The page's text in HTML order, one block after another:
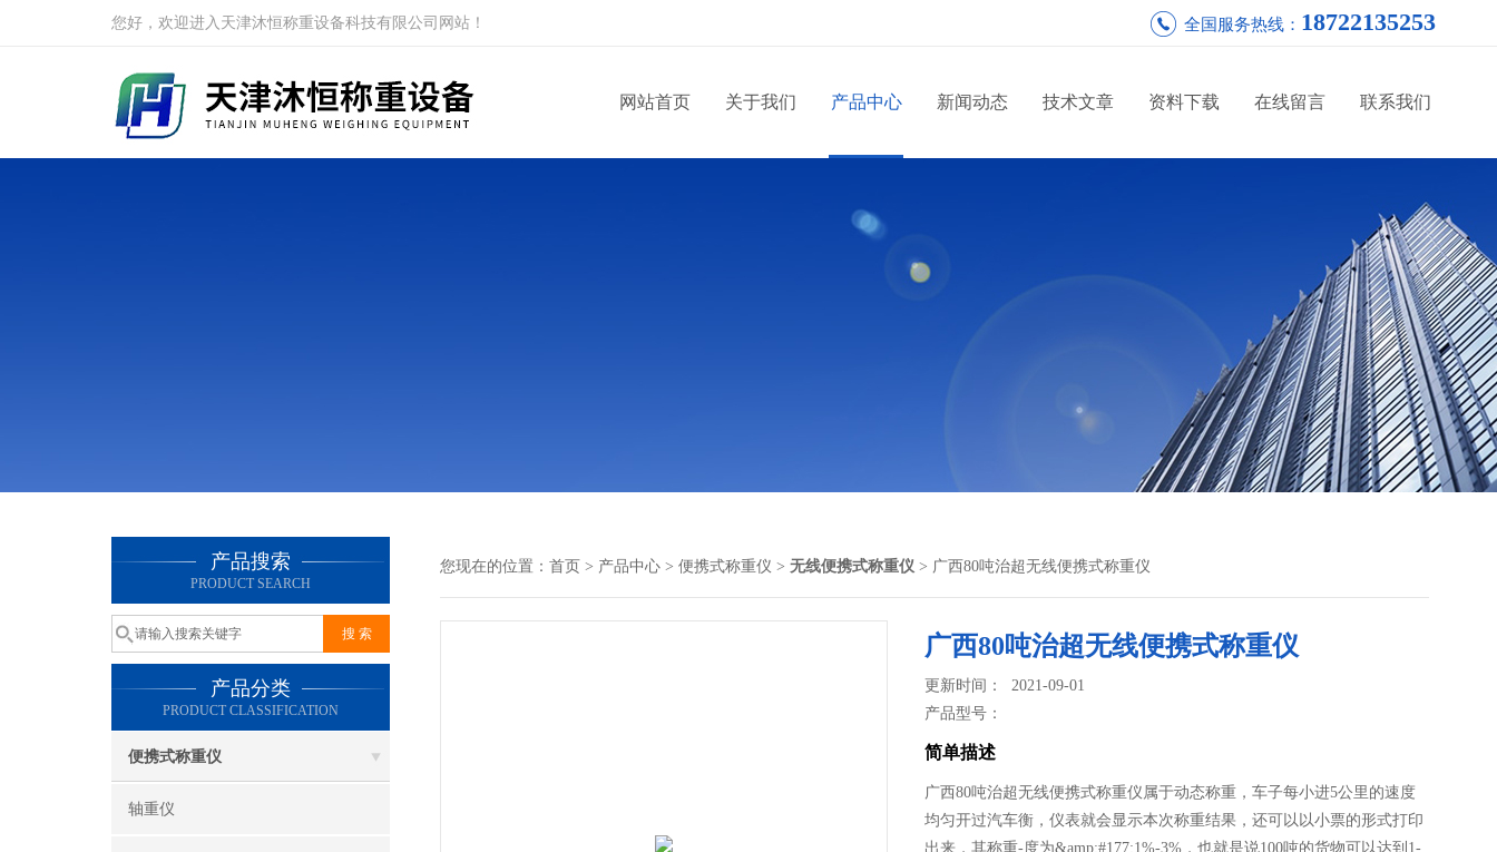
您好，欢迎进入天津沐恒称重设备科技有限公司网站！ 全国服务热线： 18722135253
网站首页 关于我们 产品中心 新闻动态 技术文章 资料下载 在线留言 联系我们
产品搜索
PRODUCT SEARCH
产品分类
PRODUCT CLASSIFICATION
便携式称重仪
轴重仪
您现在的位置： 首页 > 产品中心 > 便携式称重仪 > 无线便携式称重仪 > 广西80吨治超无线便携式称重仪
广西80吨治超无线便携式称重仪
更新时间： 2021-09-01
产品型号：
简单描述
广西80吨治超无线便携式称重仪属于动态称重，车子每小进5公里的速度
均匀开过汽车衡，仪表就会显示本次称重结果，还可以以小票的形式打印
出来，其称重-度为&amp;#177;1%-3%，也就是说100吨的货物可以达到1-